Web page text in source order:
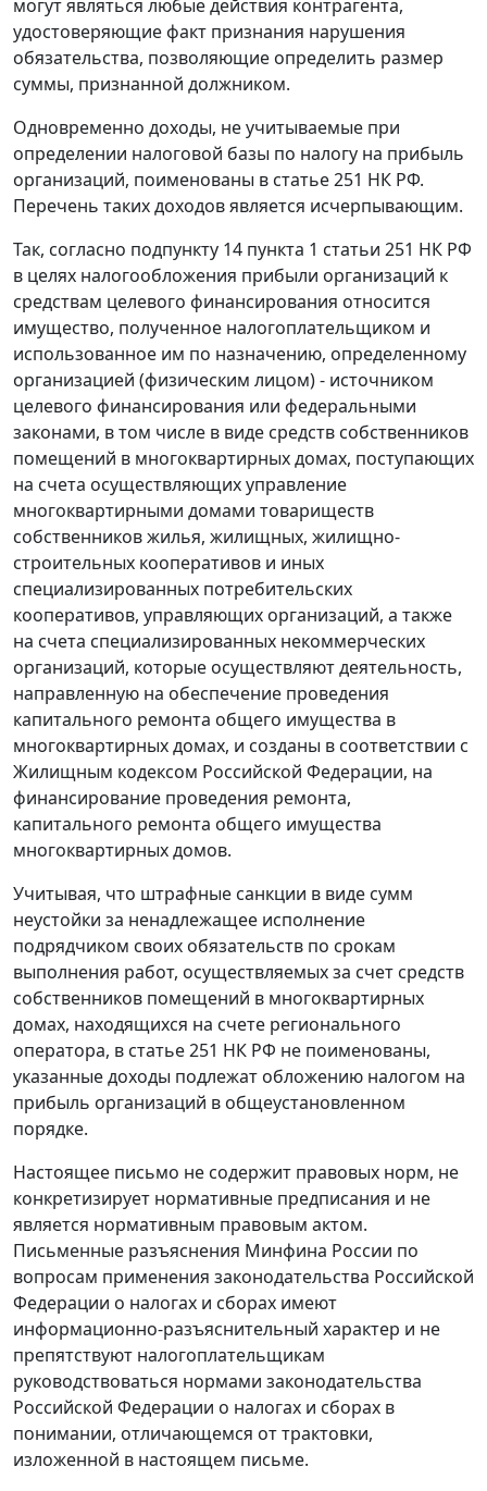
могут являться любые действия контрагента,
удостоверяющие факт признания нарушения
обязательства, позволяющие определить размер
суммы, признанной должником.
Одновременно доходы, не учитываемые при
определении налоговой базы по налогу на прибыль
организаций, поименованы в статье 251 НК РФ.
Перечень таких доходов является исчерпывающим.
Так, согласно подпункту 14 пункта 1 статьи 251 НК РФ
в целях налогообложения прибыли организаций к
средствам целевого финансирования относится
имущество, полученное налогоплательщиком и
использованное им по назначению, определенному
организацией (физическим лицом) - источником
целевого финансирования или федеральными
законами, в том числе в виде средств собственников
помещений в многоквартирных домах, поступающих
на счета осуществляющих управление
многоквартирными домами товариществ
собственников жилья, жилищных, жилищно-
строительных кооперативов и иных
специализированных потребительских
кооперативов, управляющих организаций, а также
на счета специализированных некоммерческих
организаций, которые осуществляют деятельность,
направленную на обеспечение проведения
капитального ремонта общего имущества в
многоквартирных домах, и созданы в соответствии с
Жилищным кодексом Российской Федерации, на
финансирование проведения ремонта,
капитального ремонта общего имущества
многоквартирных домов.
Учитывая, что штрафные санкции в виде сумм
неустойки за ненадлежащее исполнение
подрядчиком своих обязательств по срокам
выполнения работ, осуществляемых за счет средств
собственников помещений в многоквартирных
домах, находящихся на счете регионального
оператора, в статье 251 НК РФ не поименованы,
указанные доходы подлежат обложению налогом на
прибыль организаций в общеустановленном
порядке.
Настоящее письмо не содержит правовых норм, не
конкретизирует нормативные предписания и не
является нормативным правовым актом.
Письменные разъяснения Минфина России по
вопросам применения законодательства Российской
Федерации о налогах и сборах имеют
информационно-разъяснительный характер и не
препятствуют налогоплательщикам
руководствоваться нормами законодательства
Российской Федерации о налогах и сборах в
понимании, отличающемся от трактовки,
изложенной в настоящем письме.